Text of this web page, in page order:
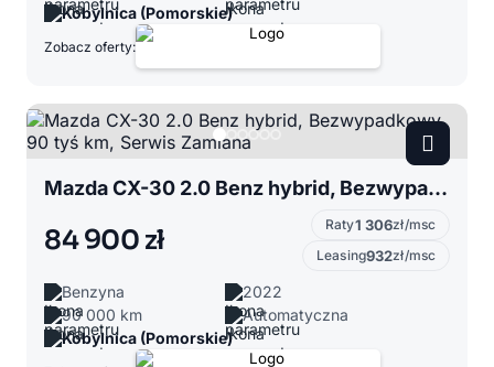
Kobylnica (Pomorskie)
Zobacz oferty:
Mazda CX-30 2.0 Benz hybrid, Bezwypadkowy, 90 tyś km, Serwis Zamiana
84 900 zł Raty1 306zł/msc
Leasing932zł/msc
Benzyna
2022
90 000 km
Automatyczna
Kobylnica (Pomorskie)